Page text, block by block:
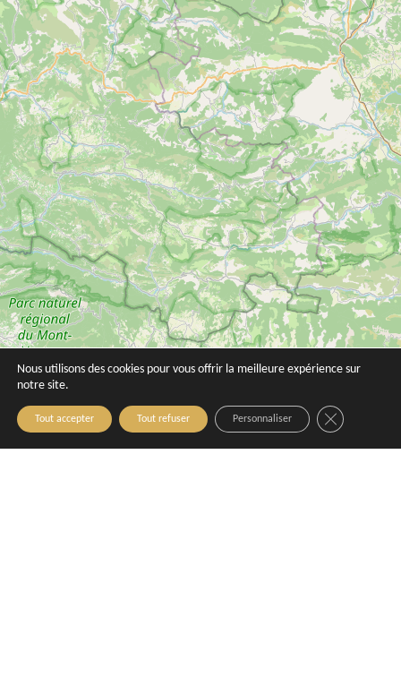
Nous utilisons des cookies pour vous offrir la meilleure expérience sur
notre site.
Tout accepter Tout refuser Personnaliser Close GDPR